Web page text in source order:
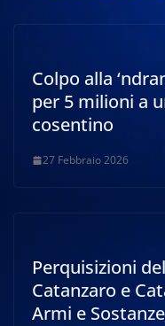
Colpo alla
per 5 milioni a
cosentino
27 Febbraio 2026
Perquisizioni
Catanzaro e
Armi e